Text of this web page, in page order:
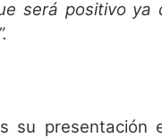
será positivo
su presentación